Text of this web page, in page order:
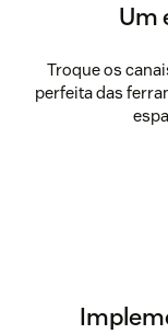
Um
Troque os
perfeita das